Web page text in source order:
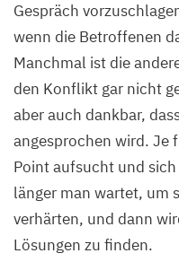
Gespräch
wenn die Betroffenen
Manchmal ist die
den Konflikt gar nicht
aber auch dankbar,
angesprochen wird. Je
Point aufsucht und
länger man wartet, um
verhärten, und dann
Lösungen zu finden.